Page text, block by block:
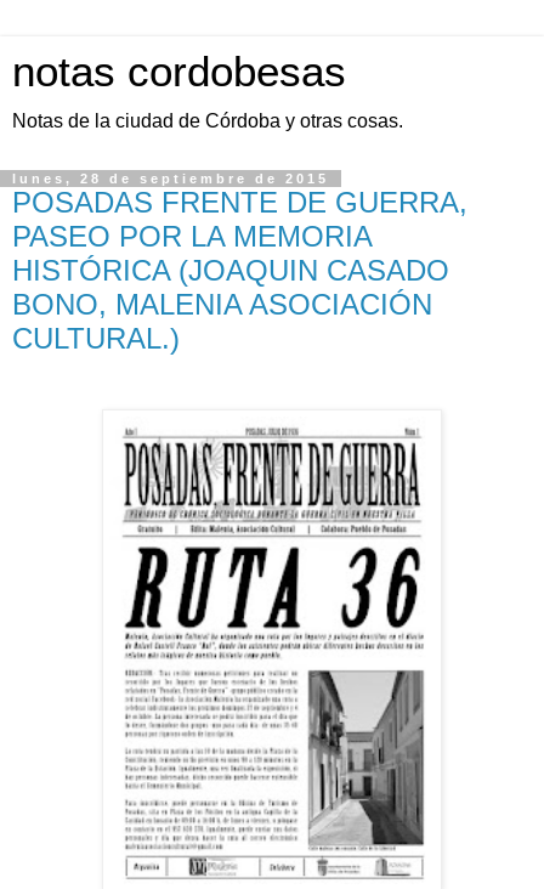
notas cordobesas
Notas de la ciudad de Córdoba y otras cosas.
lunes, 28 de septiembre de 2015
POSADAS FRENTE DE GUERRA,
PASEO POR LA MEMORIA
HISTÓRICA (JOAQUIN CASADO
BONO, MALENIA ASOCIACIÓN
CULTURAL.)